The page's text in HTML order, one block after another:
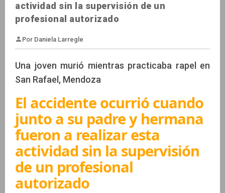
actividad sin la supervisión de un
profesional autorizado
Por Daniela Larregle
Una joven murió mientras practicaba rapel en
San Rafael, Mendoza
El accidente ocurrió cuando
junto a su padre y hermana
fueron a realizar esta
actividad sin la supervisión
de un profesional
autorizado